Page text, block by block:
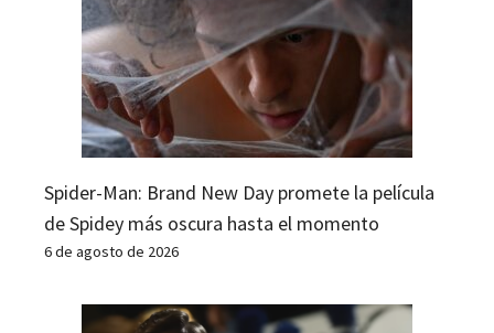
Spider-Man: Brand New Day promete la película
de Spidey más oscura hasta el momento
6 de agosto de 2026